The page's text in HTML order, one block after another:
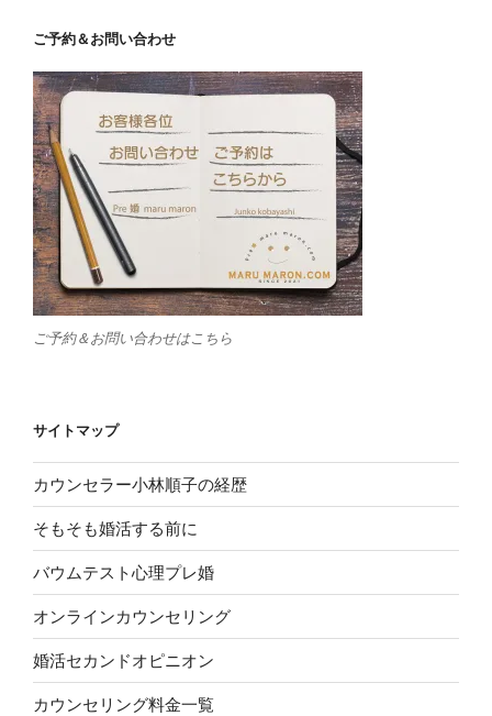
ご予約＆お問い合わせ
ご予約＆お問い合わせはこちら
サイトマップ
カウンセラー小林順子の経歴
そもそも婚活する前に
バウムテスト心理プレ婚
オンラインカウンセリング
婚活セカンドオピニオン
カウンセリング料金一覧